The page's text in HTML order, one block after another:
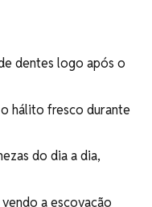
dentes logo após o
hálito fresco durante
do dia a dia,
a escovação